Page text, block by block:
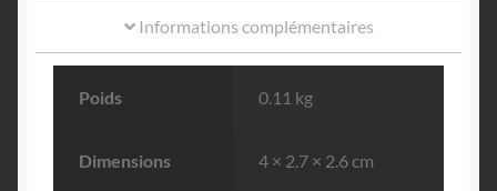
Informations complémentaires
Poids 0.11 kg
Dimensions 4 × 2.7 × 2.6 cm